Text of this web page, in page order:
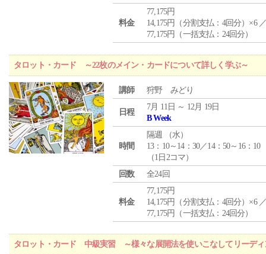
料金
77,175円
14,175円（分割支払：4回分）×6
77,175円（一括支払：24回分）
タロット・カード ～22枚のメイン・カードについて詳しく学ぶ～
講師 狩野 みどり
日程
7月 11日 ～ 12月 19日
B Week
時間
隔週 （水）
13：10～14：30／14：50～16：10
（1日2コマ）
回数
全24回
料金
77,175円
14,175円（分割支払：4回分）×6
77,175円（一括支払：24回分）
タロット・カード 中級実習 ～様々な展開法を使いこなしてリーディ